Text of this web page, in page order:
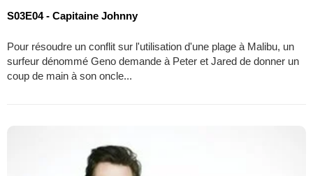
S03E04 - Capitaine Johnny
Pour résoudre un conflit sur l'utilisation d'une plage à Malibu, un
surfeur dénommé Geno demande à Peter et Jared de donner un
coup de main à son oncle...